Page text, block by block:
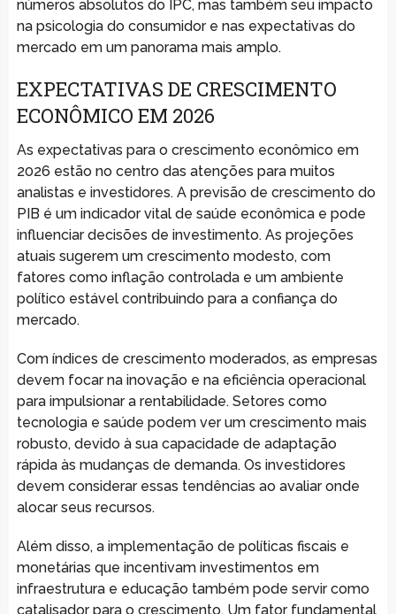
números absolutos do IPC, mas também seu impacto
na psicologia do consumidor e nas expectativas do
mercado em um panorama mais amplo.
EXPECTATIVAS DE CRESCIMENTO
ECONÔMICO EM 2026
As expectativas para o crescimento econômico em
2026 estão no centro das atenções para muitos
analistas e investidores. A previsão de crescimento do
PIB é um indicador vital de saúde econômica e pode
influenciar decisões de investimento. As projeções
atuais sugerem um crescimento modesto, com
fatores como inflação controlada e um ambiente
político estável contribuindo para a confiança do
mercado.
Com índices de crescimento moderados, as empresas
devem focar na inovação e na eficiência operacional
para impulsionar a rentabilidade. Setores como
tecnologia e saúde podem ver um crescimento mais
robusto, devido à sua capacidade de adaptação
rápida às mudanças de demanda. Os investidores
devem considerar essas tendências ao avaliar onde
alocar seus recursos.
Além disso, a implementação de políticas fiscais e
monetárias que incentivam investimentos em
infraestrutura e educação também pode servir como
catalisador para o crescimento. Um fator fundamental